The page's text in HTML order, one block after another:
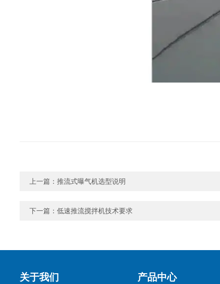
上一篇： 推流式曝气机选型说明
下一篇： 低速推流搅拌机技术要求
关于我们 产品中心